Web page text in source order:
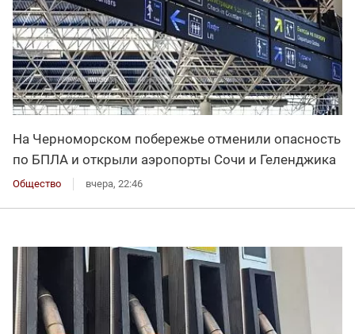
На Черноморском побережье отменили опасность
по БПЛА и открыли аэропорты Сочи и Геленджика
Общество вчера, 22:46